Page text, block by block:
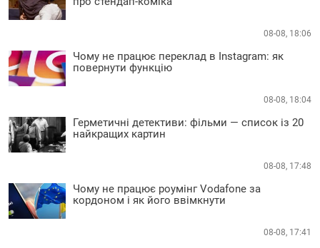
08-08, 18:06
Чому не працює переклад в Instagram: як
повернути функцію
08-08, 18:04
Герметичні детективи: фільми — список із 20
найкращих картин
08-08, 17:48
Чому не працює роумінг Vodafone за
кордоном і як його ввімкнути
08-08, 17:41